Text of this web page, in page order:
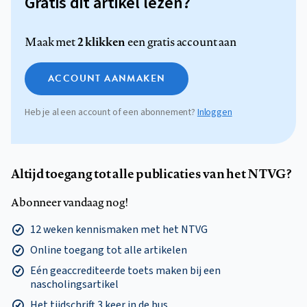
Maak met2 klikkeneen gratis account aan
ACCOUNT AANMAKEN
Heb je al een account of een abonnement? Inloggen
Altijd toegang tot alle publicaties van het NTVG?
Abonneer vandaag nog!
12 weken kennismaken met het NTVG
Online toegang tot alle artikelen
Eén geaccrediteerde toets maken bij een
nascholingsartikel